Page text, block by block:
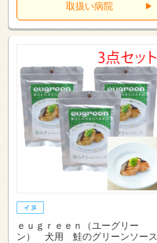
取扱い病院
ｅｕｇｒｅｅｎ（ユーグリー
ン） 犬用 鮭のグリーンソース